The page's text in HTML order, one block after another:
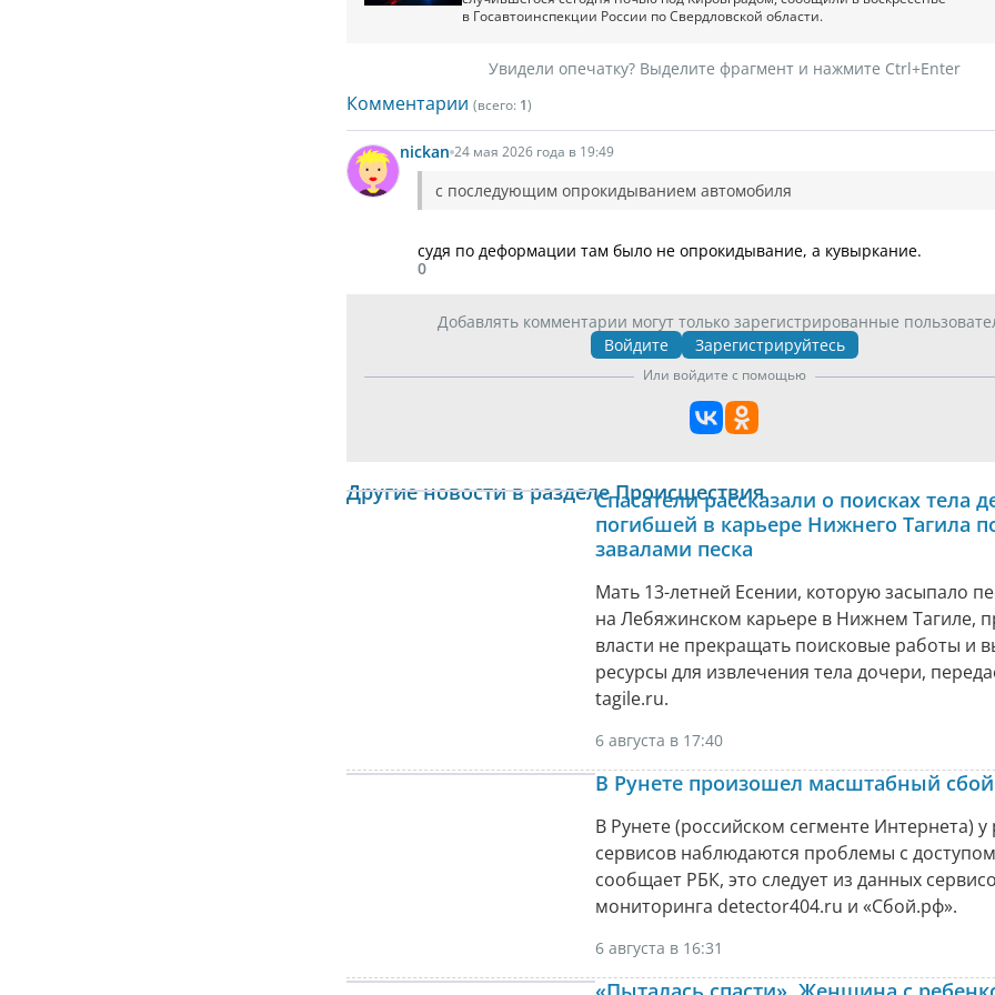
в Госавтоинспекции России по Свердловской области.
Увидели опечатку? Выделите фрагмент и нажмите Ctrl+Enter
Комментарии (всего: 1)
nickan 24 мая 2026 года в 19:49
с последующим опрокидыванием автомобиля
судя по деформации там было не опрокидывание, а кувыркание.
0
Добавлять комментарии могут только зарегистрированные
Войдите
Зарегистрируйтесь
Или войдите с помощью
Другие новости в разделе ПроисшествияСпасатели рассказали о поисках тела
погибшей в карьере Нижнего Тагила
завалами песка
Мать 13-летней Есении, которую засыпало
на Лебяжинском карьере в Нижнем Тагиле,
власти не прекращать поисковые работы и
ресурсы для извлечения тела дочери,
tagile.ru.
6 августа в 17:40
В Рунете произошел масштабный сбой
В Рунете (российском сегменте Интернета) у
сервисов наблюдаются проблемы с
сообщает РБК, это следует из данных
мониторинга detector404.ru и «Сбой.рф».
6 августа в 16:31